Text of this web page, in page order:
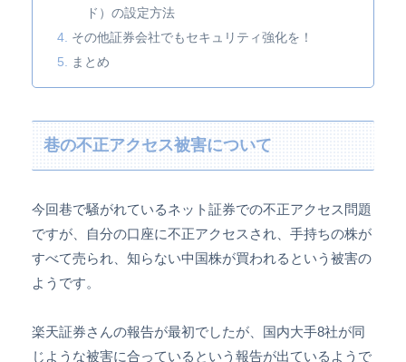
ド）の設定方法
その他証券会社でもセキュリティ強化を！
まとめ
巷の不正アクセス被害について
今回巷で騒がれているネット証券での不正アクセス問題
ですが、自分の口座に不正アクセスされ、手持ちの株が
すべて売られ、知らない中国株が買われるという被害の
ようです。
楽天証券さんの報告が最初でしたが、国内大手8社が同
じような被害に合っているという報告が出ているようで